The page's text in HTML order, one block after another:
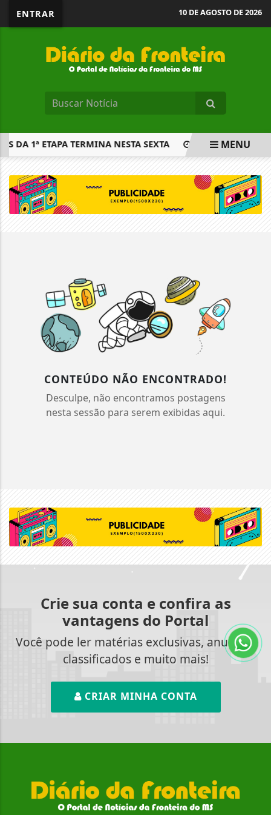
ENTRAR 10 DE AGOSTO DE 2026
DA 1ª ETAPA TERMINA NESTA SEXTA ALTA DEMANDA
MENU
CONTEÚDO NÃO ENCONTRADO!
Desculpe, não encontramos postagens
nesta sessão para serem exibidas aqui.
Crie sua conta e confira as
vantagens do Portal
Você pode ler matérias exclusivas, anunciar
classificados e muito mais!
CRIAR MINHA CONTA